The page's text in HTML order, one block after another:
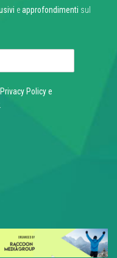
eapprofondimenti sul
Privacy Policye